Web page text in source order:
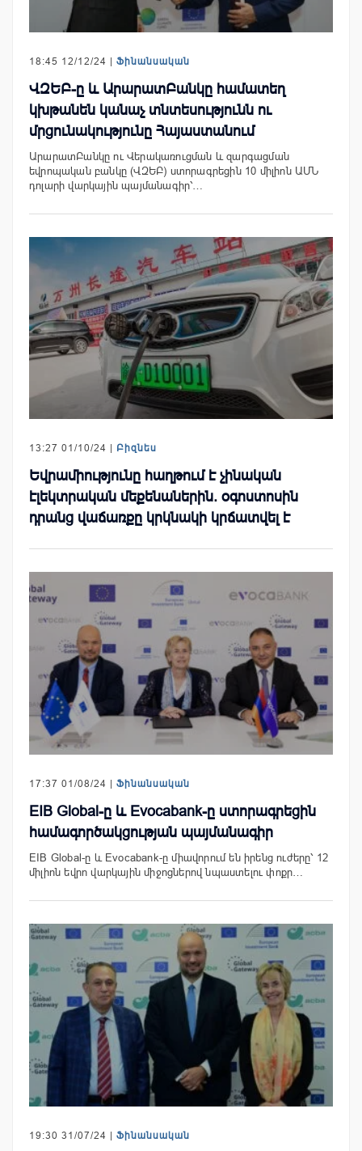
18:45 12/12/24 | Ֆինանսական
ՎԶԵԲ-ը և ԱրարատԲանկը համատեղ
կխթանեն կանաչ տնտեսությունն ու
մրցունակությունը Հայաստանում
ԱրարատԲանկը ու Վերակառուցման և զարգացման
եվրոպական բանկը (ՎԶԵԲ) ստորագրեցին 10 միլիոն ԱՄՆ
դոլարի վարկային պայմանագիր՝…
13:27 01/10/24 | Բիզնես
Եվրամիությունը հաղթում է չինական
էլեկտրական մեքենաներին. օգոստոսին
դրանց վաճառքը կրկնակի կրճատվել է
17:37 01/08/24 | Ֆինանսական
EIB Global-ը և Evocabank-ը ստորագրեցին
համագործակցության պայմանագիր
EIB Global-ը և Evocabank-ը միավորում են իրենց ուժերը՝ 12
միլիոն եվրո վարկային միջոցներով նպաստելու փոքր…
19:30 31/07/24 | Ֆինանսական